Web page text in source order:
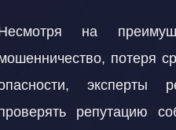
на
потеря
эксперты
репутацию